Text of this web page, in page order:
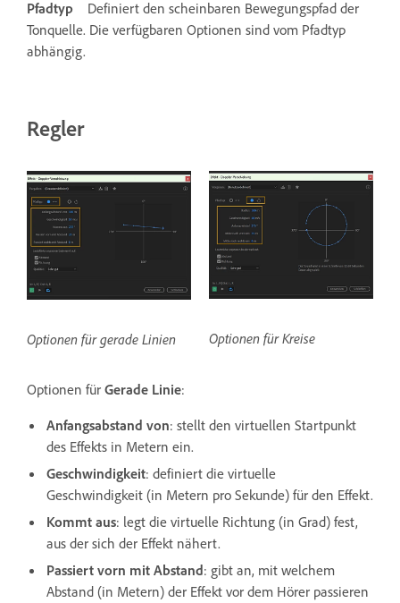
Pfadtyp
Definiert den scheinbaren Bewegungspfad der
Tonquelle. Die verfügbaren Optionen sind vom Pfadtyp
abhängig.
Regler
Optionen für gerade Linien Optionen für Kreise
Optionen für Gerade Linie:
Anfangsabstand von: stellt den virtuellen Startpunkt
des Effekts in Metern ein.
Geschwindigkeit: definiert die virtuelle
Geschwindigkeit (in Metern pro Sekunde) für den Effekt.
Kommt aus: legt die virtuelle Richtung (in Grad) fest,
aus der sich der Effekt nähert.
Passiert vorn mit Abstand: gibt an, mit welchem
Abstand (in Metern) der Effekt vor dem Hörer passieren